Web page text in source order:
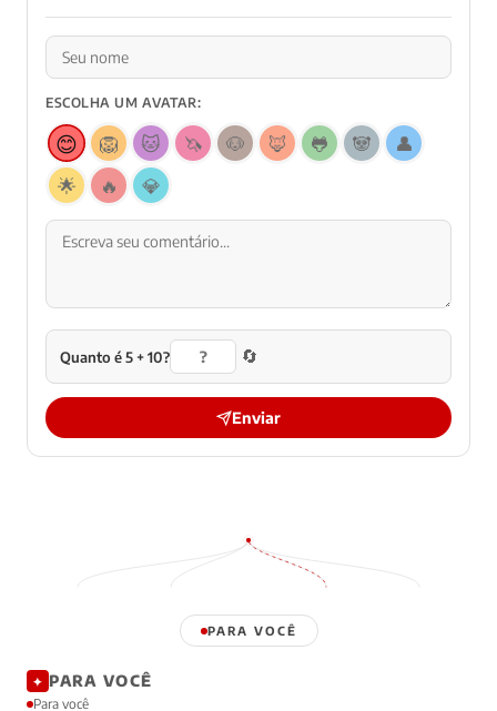
ESCOLHA UM AVATAR:
😊 🦁 🐱 🦄 🐶 🦊 🐸 🐼
👤
🌟
🔥 💎
Quanto é 5 + 10? 🔄
Enviar
PARA VOCÊ
✦ PARA VOCÊ
Para você